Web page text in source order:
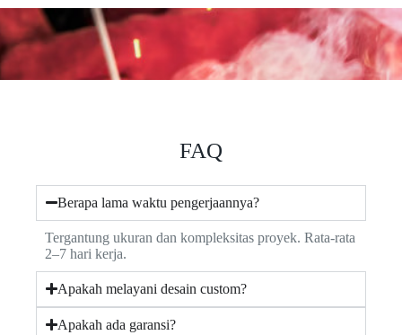
FAQ
Berapa lama waktu pengerjaannya?
Tergantung ukuran dan kompleksitas proyek. Rata-rata
2–7 hari kerja.
Apakah melayani desain custom?
Apakah ada garansi?